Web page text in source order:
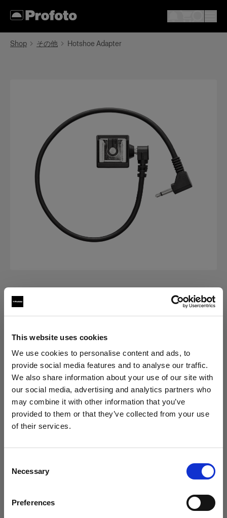
This website uses cookies
We use cookies to personalise content and ads, to
provide social media features and to analyse our traffic.
We also share information about your use of our site with
our social media, advertising and analytics partners who
may combine it with other information that you’ve
provided to them or that they’ve collected from your use
of their services.
Selection
Necessary
Preferences
地域を変更しますか？
Canada
Shop その他 Hotshoe Adapter
その他
Hotshoe Adapter
(0 )
バリエーションを選択：
選択済み
Hotshoe Adapter
本製品は生産中止になりましたので、ご購入いただけませ